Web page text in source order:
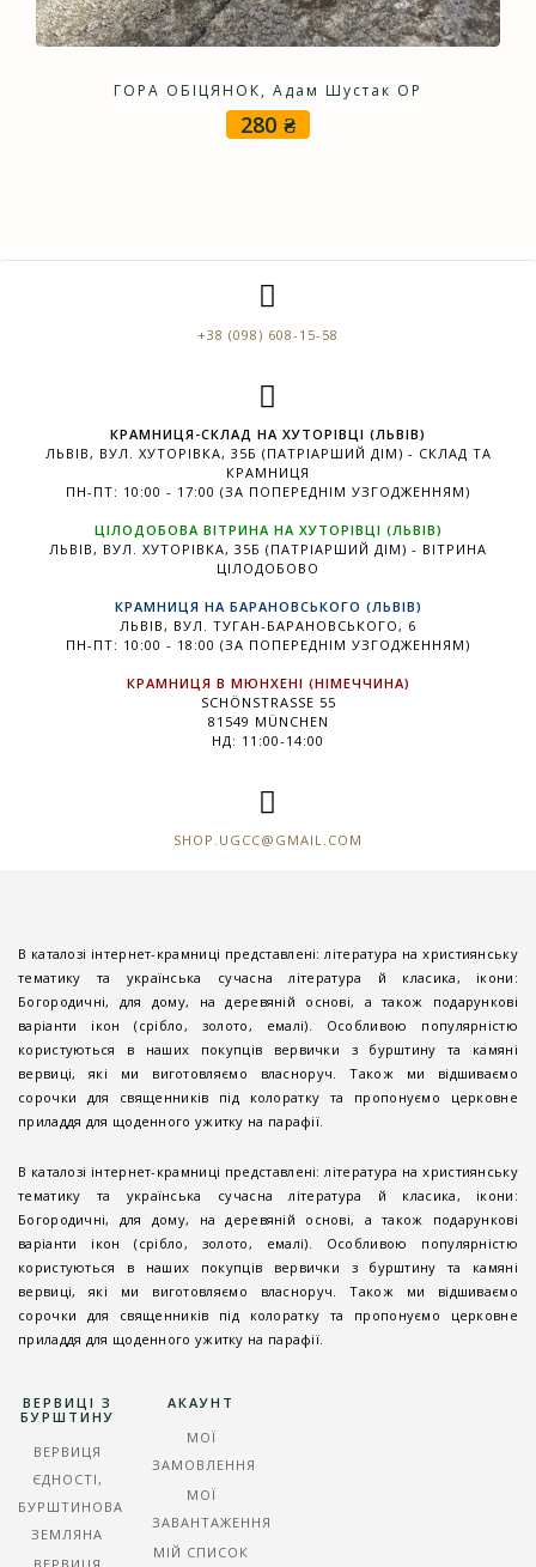
ГОРА ОБІЦЯНОК, Адам Шустак ОР
280 ₴
+38 (098) 608-15-58
КРАМНИЦЯ-СКЛАД НА ХУТОРІВЦІ (ЛЬВІВ)
ЛЬВІВ, ВУЛ. ХУТОРІВКА, 35Б (ПАТРІАРШИЙ ДІМ) - СКЛАД ТА
КРАМНИЦЯ
ПН-ПТ: 10:00 - 17:00 (ЗА ПОПЕРЕДНІМ УЗГОДЖЕННЯМ)
ЦІЛОДОБОВА ВІТРИНА НА ХУТОРІВЦІ (ЛЬВІВ)
ЛЬВІВ, ВУЛ. ХУТОРІВКА, 35Б (ПАТРІАРШИЙ ДІМ) - ВІТРИНА
ЦІЛОДОБОВО
КРАМНИЦЯ НА БАРАНОВСЬКОГО (ЛЬВІВ)
ЛЬВІВ, ВУЛ. ТУГАН-БАРАНОВСЬКОГО, 6
ПН-ПТ: 10:00 - 18:00 (ЗА ПОПЕРЕДНІМ УЗГОДЖЕННЯМ)
КРАМНИЦЯ В МЮНХЕНІ (НІМЕЧЧИНА)
SCHÖNSTRASSE 55
81549 MÜNCHEN
НД: 11:00-14:00
SHOP.UGCC@GMAIL.COM
В каталозі інтернет-крамниці представлені: література на християнську
тематику та українська сучасна література й класика, ікони:
Богородичні, для дому, на деревяній основі, а також подарункові
варіанти ікон (срібло, золото, емалі). Особливою популярністю
користуються в наших покупців вервички з бурштину та камяні
вервиці, які ми виготовляємо власноруч. Також ми відшиваємо
сорочки для священників під колоратку та пропонуємо церковне
приладдя для щоденного ужитку на парафії.
В каталозі інтернет-крамниці представлені: література на християнську
тематику та українська сучасна література й класика, ікони:
Богородичні, для дому, на деревяній основі, а також подарункові
варіанти ікон (срібло, золото, емалі). Особливою популярністю
користуються в наших покупців вервички з бурштину та камяні
вервиці, які ми виготовляємо власноруч. Також ми відшиваємо
сорочки для священників під колоратку та пропонуємо церковне
приладдя для щоденного ужитку на парафії.
ВЕРВИЦІ З
БУРШТИНУ
ВЕРВИЦЯ
ЄДНОСТІ,
БУРШТИНОВА
ЗЕМЛЯНА
АКАУНТ
МОЇ
ЗАМОВЛЕННЯ
МОЇ
ЗАВАНТАЖЕННЯ
МІЙ СПИСОК